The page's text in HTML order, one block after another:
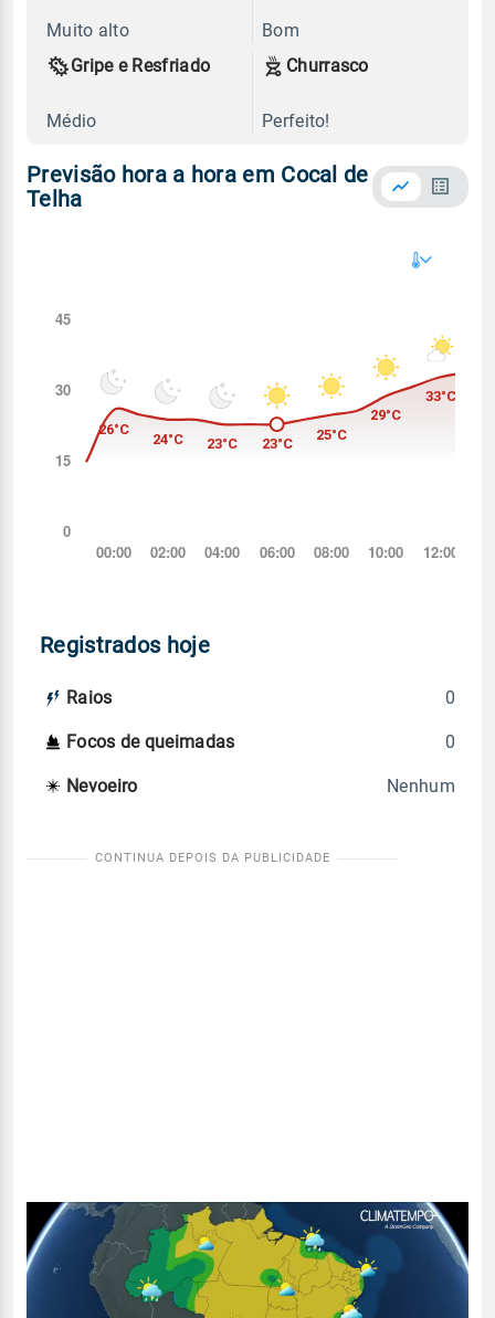
Muito alto
Bom
Gripe e Resfriado
Médio
Churrasco
Perfeito!
Previsão hora a hora em Cocal de
Telha
Registrados hoje
Raios 0
Focos de queimadas 0
Nevoeiro Nenhum